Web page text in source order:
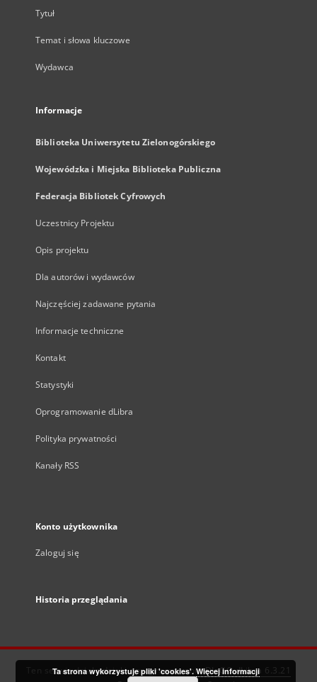
Tytuł
Temat i słowa kluczowe
Wydawca
Informacje
Biblioteka Uniwersytetu Zielonogórskiego
Wojewódzka i Miejska Biblioteka Publiczna
Federacja Bibliotek Cyfrowych
Uczestnicy Projektu
Opis projektu
Dla autorów i wydawców
Najczęściej zadawane pytania
Informacje techniczne
Kontakt
Statystyki
Oprogramowanie dLibra
Polityka prywatności
Kanały RSS
Konto użytkownika
Zaloguj się
Historia przeglądania
Ten serwis działa dzięki oprogramowaniuDInGO dLibra 6.3.21
Ta strona wykorzystuje pliki 'cookies'. Więcej informacji